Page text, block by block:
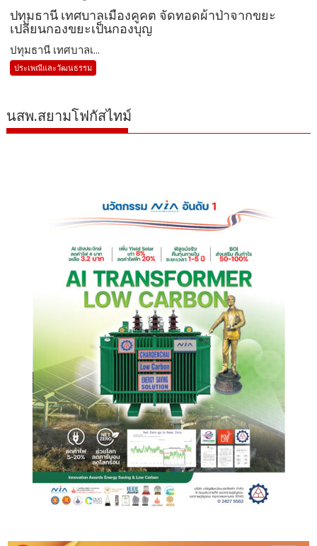
ปทุมธานี เทศบาลเมืองคูคต จัดทอดผ้าป่าจากขยะ
เปลี่ยนกองขยะเป็นกองบุญ
ปทุมธานี เทศบาลเ...
ประเพณีและวัฒนธรรม
นสพ.สยามโฟกัสไทม์